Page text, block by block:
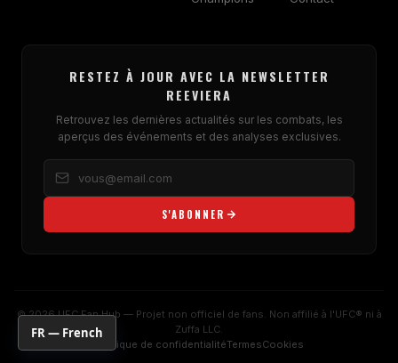
RESTEZ À JOUR AVEC LA NEWSLETTER
REEVIERA
Retrouvez les dernières actualités sur les combats, les
aperçus des événements et des analyses exclusives.
S'ABONNER
© 2026 UFC Fan Hub — Projet non officiel de fans. Non affilié à l'UFC® ni à
Zuffa LLC.
Politique de confidentialitéTermesCookies
FR — French